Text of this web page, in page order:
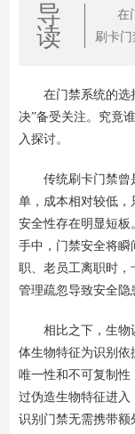
导
读
在
刷卡
在门禁系统的选
决”备受关注。究竟
入探讨。
传统刷卡门禁曾
单，成本相对较低
安全性存在明显短
手中，门禁安全将瞬
职、老员工离职时，
管理疏忽导致安全隐
相比之下，生物
体生物特征为识别
唯一性和不可复制性
过伪造生物特征进入
识别门禁无需携带额